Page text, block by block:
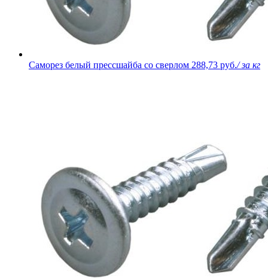
Саморез белый прессшайба со сверлом 288,73 руб./ за кг